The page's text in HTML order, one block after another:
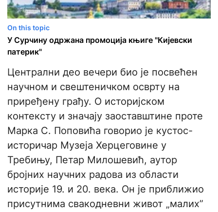
On this topic
У Сурчину одржана промоција књиге "Кијевски
патерик"
​Централни део вечери био је посвећен
научном и свештеничком осврту на
приређену грађу. О историјском
контексту и значају заоставштине проте
Марка С. Поповића говорио је кустос-
историчар Музеја Херцеговине у
Требињу, Петар Милошевић, аутор
бројних научних радова из области
историје 19. и 20. века. Он је приближио
присутнима свакодневни живот „малих”